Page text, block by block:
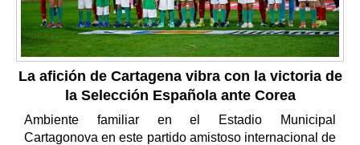
La afición de Cartagena vibra con la victoria de
la Selección Española ante Corea
Ambiente familiar en el Estadio Municipal
Cartagonova en este partido amistoso internacional de